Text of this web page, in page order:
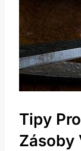
Tipy
Zásoby